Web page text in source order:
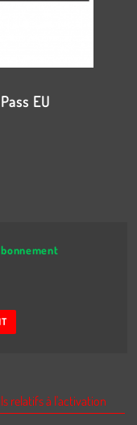
EU
relatifs à l'activation